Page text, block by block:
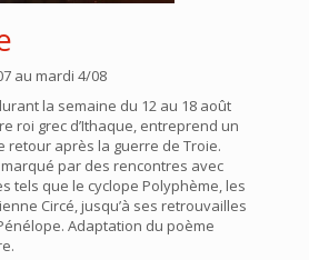
au mardi 4/08
la semaine du 12 au 18 août
roi grec d’Ithaque, entreprend un
retour après la guerre de Troie.
par des rencontres avec
tels que le cyclope Polyphème, les
Circé, jusqu’à ses retrouvailles
Adaptation du poème